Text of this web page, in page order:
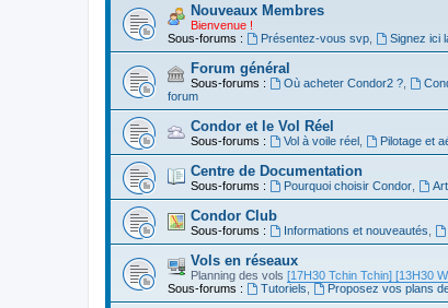
Nouveaux Membres
Bienvenue !
Sous-forums :
Présentez-vous svp, Signez ici
Forum général
Sous-forums : Où acheter Condor2 ?,
forum
Condor et le Vol Réel
Sous-forums : Vol à voile réel, Pilotage et
Centre de Documentation
Sous-forums : Pourquoi choisir Condor,
Condor Club
Sous-forums : Informations et nouveautés
Vols en réseaux
Planning des vols [17H30 Tchin Tchin] [13H30
Sous-forums :
Tutoriels Proposez vos plans